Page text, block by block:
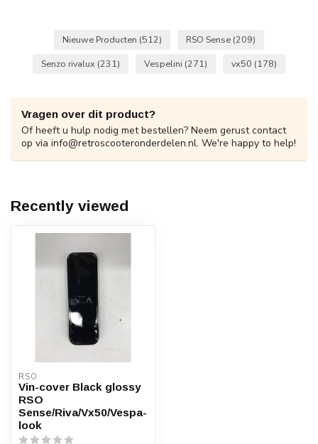
Nieuwe Producten (512) RSO Sense (209)
Senzo rivalux (231) Vespelini (271) vx50 (178)
Vragen over dit product?
Of heeft u hulp nodig met bestellen? Neem gerust contact
op via info@retroscooteronderdelen.nl. We're happy to help!
Recently viewed
RSO
Vin-cover Black glossy
RSO
Sense/Riva/Vx50/Vespa-
look